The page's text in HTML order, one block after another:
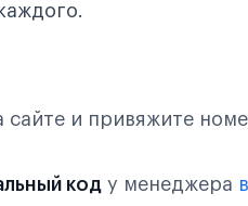
сайте и привяжите
код у менеджера